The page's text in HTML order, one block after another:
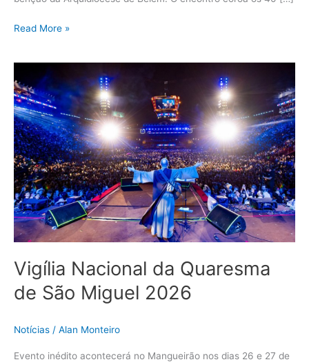
Read More »
Vigília Nacional da Quaresma
de São Miguel 2026
Notícias / Alan Monteiro
Evento inédito acontecerá no Mangueirão nos dias 26 e 27 de
Nacional
da
Quaresma
de
São
Miguel
2026